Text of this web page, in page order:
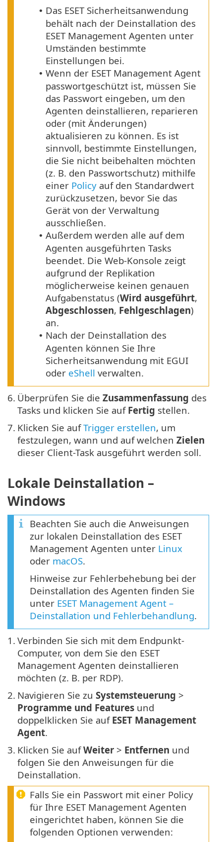
• Das ESET Sicherheitsanwendung
behält nach der Deinstallation des
ESET Management Agenten unter
Umständen bestimmte
Einstellungen bei.
• Wenn der ESET Management Agent
passwortgeschützt ist, müssen Sie
das Passwort eingeben, um den
Agenten deinstallieren, reparieren
oder (mit Änderungen)
aktualisieren zu können. Es ist
sinnvoll, bestimmte Einstellungen,
die Sie nicht beibehalten möchten
(z. B. den Passwortschutz) mithilfe
einer Policy auf den Standardwert
zurückzusetzen, bevor Sie das
Gerät von der Verwaltung
ausschließen.
• Außerdem werden alle auf dem
Agenten ausgeführten Tasks
beendet. Die Web-Konsole zeigt
aufgrund der Replikation
möglicherweise keinen genauen
Aufgabenstatus (Wird ausgeführt,
Abgeschlossen, Fehlgeschlagen)
an.
• Nach der Deinstallation des
Agenten können Sie Ihre
Sicherheitsanwendung mit EGUI
oder eShell verwalten.
6. Überprüfen Sie die Zusammenfassung des
Tasks und klicken Sie auf Fertig stellen.
7. Klicken Sie aufTrigger erstellen, um
festzulegen, wann und auf welchen Zielen
dieser Client-Task ausgeführt werden soll.
Lokale Deinstallation –
Windows
Beachten Sie auch die Anweisungen
zur lokalen Deinstallation des ESET
Management Agenten unter Linux
oder macOS.
Hinweise zur Fehlerbehebung bei der
Deinstallation des Agenten finden Sie
unter ESET Management Agent –
Deinstallation und Fehlerbehandlung.
1. Verbinden Sie sich mit dem Endpunkt-
Computer, von dem Sie den ESET
Management Agenten deinstallieren
möchten (z. B. per RDP).
2. Navigieren Sie zu Systemsteuerung >
Programme und Features und
doppelklicken Sie auf ESET Management
Agent.
3. Klicken Sie aufWeiter > Entfernen und
folgen Sie den Anweisungen für die
Deinstallation.
Falls Sie ein Passwort mit einer Policy
für Ihre ESET Management Agenten
eingerichtet haben, können Sie die
folgenden Optionen verwenden: